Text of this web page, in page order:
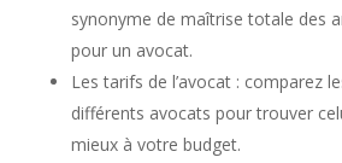
synonyme de maîtrise totale des
pour un avocat.
Les tarifs de l’avocat : comparez
différents avocats pour trouver
mieux à votre budget.